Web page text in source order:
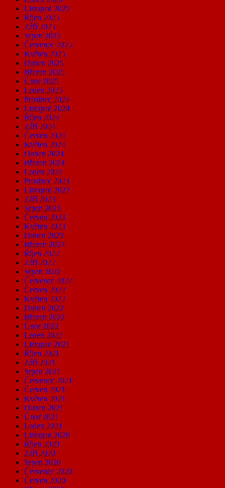
Listopad 2025
Říjen 2025
Září 2025
Srpen 2025
Červenec 2025
Květen 2025
Duben 2025
Březen 2025
Únor 2025
Leden 2025
Prosinec 2024
Listopad 2024
Říjen 2024
Září 2024
Červen 2024
Květen 2024
Duben 2024
Březen 2024
Leden 2024
Prosinec 2023
Listopad 2023
Září 2023
Srpen 2023
Červen 2023
Květen 2023
Duben 2023
Březen 2023
Říjen 2022
Září 2022
Srpen 2022
Červenec 2022
Červen 2022
Květen 2022
Duben 2022
Březen 2022
Únor 2022
Leden 2022
Listopad 2021
Říjen 2021
Září 2021
Srpen 2021
Červenec 2021
Červen 2021
Květen 2021
Duben 2021
Únor 2021
Leden 2021
Listopad 2020
Říjen 2020
Září 2020
Srpen 2020
Červenec 2020
Červen 2020